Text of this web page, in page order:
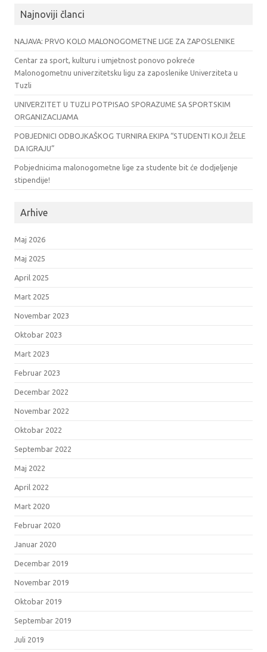
Najnoviji članci
NAJAVA: PRVO KOLO MALONOGOMETNE LIGE ZA ZAPOSLENIKE
Centar za sport, kulturu i umjetnost ponovo pokreće
Malonogometnu univerzitetsku ligu za zaposlenike Univerziteta u
Tuzli
UNIVERZITET U TUZLI POTPISAO SPORAZUME SA SPORTSKIM
ORGANIZACIJAMA
POBJEDNICI ODBOJKAŠKOG TURNIRA EKIPA “STUDENTI KOJI ŽELE
DA IGRAJU”
Pobjednicima malonogometne lige za studente bit će dodjeljenje
stipendije!
Arhive
Maj 2026
Maj 2025
April 2025
Mart 2025
Novembar 2023
Oktobar 2023
Mart 2023
Februar 2023
Decembar 2022
Novembar 2022
Oktobar 2022
Septembar 2022
Maj 2022
April 2022
Mart 2020
Februar 2020
Januar 2020
Decembar 2019
Novembar 2019
Oktobar 2019
Septembar 2019
Juli 2019